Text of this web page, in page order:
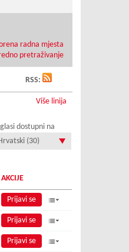
radna mjesta
pretraživanje
RSS:
Više linija
dostupni na
AKCIJE
Prijavi se
Prijavi se
Prijavi se